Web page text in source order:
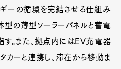
ーの循環を完結させる仕組み
型の薄型ソーラーパネルと蓄電
す。また、拠点内にはEV充電器
カーと連携し、滞在から移動ま